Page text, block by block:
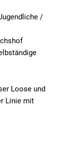
/
Loose und
Linie mit